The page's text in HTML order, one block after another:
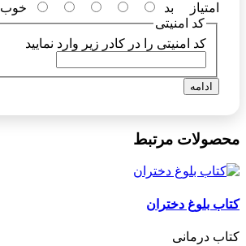
امتیاز
بد
خوب
کد امنیتی
کد امنیتی را در کادر زیر وارد نمایید
ادامه
محصولات مرتبط
کتاب بلوغ دختران
کتاب درمانی